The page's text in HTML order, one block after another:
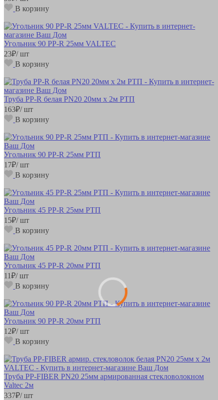
В корзину
Угольник 90 РР-R 25мм VALTEC
23₽/ шт
В корзину
Труба РР-R белая PN20 20мм х 2м РТП
163₽/ шт
В корзину
Угольник 90 РР-R 25мм РТП
17₽/ шт
В корзину
Угольник 45 РР-R 25мм РТП
15₽/ шт
В корзину
Угольник 45 РР-R 20мм РТП
11₽/ шт
В корзину
Угольник 90 РР-R 20мм РТП
12₽/ шт
В корзину
Труба РР-FIBER PN20 25мм армированная стекловолокном
Valtec 2м
337₽/ шт